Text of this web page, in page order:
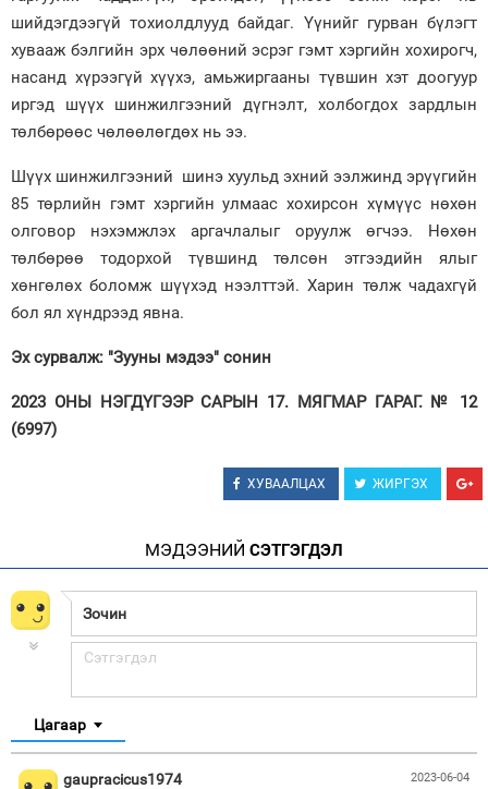
шийдэгдээгүй тохиолдлууд байдаг. Үүнийг гурван бүлэгт
хувааж бэлгийн эрх чөлөөний эсрэг гэмт хэргийн хохирогч,
насанд хүрээгүй хүүхэ, амьжиргааны түвшин хэт доогуур
иргэд шүүх шинжилгээний дүгнэлт, холбогдох зардлын
төлбөрөөс чөлөөлөгдөх нь ээ.
Шүүх шинжилгээний шинэ хуульд эхний ээлжинд эрүүгийн
85 төрлийн гэмт хэргийн улмаас хохирсон хүмүүс нөхөн
олговор нэхэмжлэх аргачлалыг оруулж өгчээ. Нөхөн
төлбөрөө тодорхой түвшинд төлсөн этгээдийн ялыг
хөнгөлөх боломж шүүхэд нээлттэй. Харин төлж чадахгүй
бол ял хүндрээд явна.
Эх сурвалж: "Зууны мэдээ" сонин
2023 ОНЫ НЭГДҮГЭЭР САРЫН 17. МЯГМАР ГАРАГ. № 12
(6997)
ХУВААЛЦАХ ЖИРГЭХ
МЭДЭЭНИЙ СЭТГЭГДЭЛ
Цагаар
2023-06-04
gaupracicus1974